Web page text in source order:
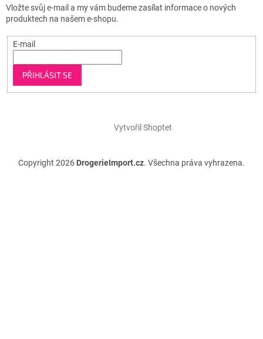
Vložte svůj e-mail a my vám budeme zasílat informace o nových
produktech na našem e-shopu.
E-mail
PŘIHLÁSIT SE
Vytvořil Shoptet
Copyright 2026 DrogerieImport.cz. Všechna práva vyhrazena.